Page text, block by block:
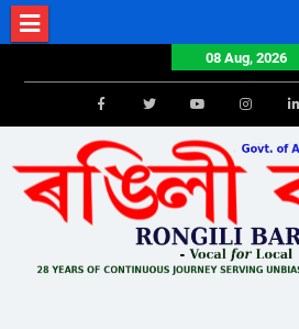
Skip
to
08 Aug, 2026
FacebookTwitterYoutube